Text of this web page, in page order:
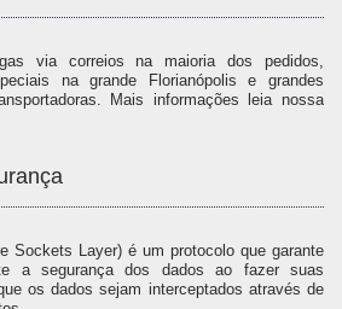
via correios na maioria dos pedidos,
na grande Florianópolis e grandes
Mais informações leia nossa
Sockets Layer) é um protocolo que garante
a segurança dos dados ao fazer suas
os dados sejam interceptados através de